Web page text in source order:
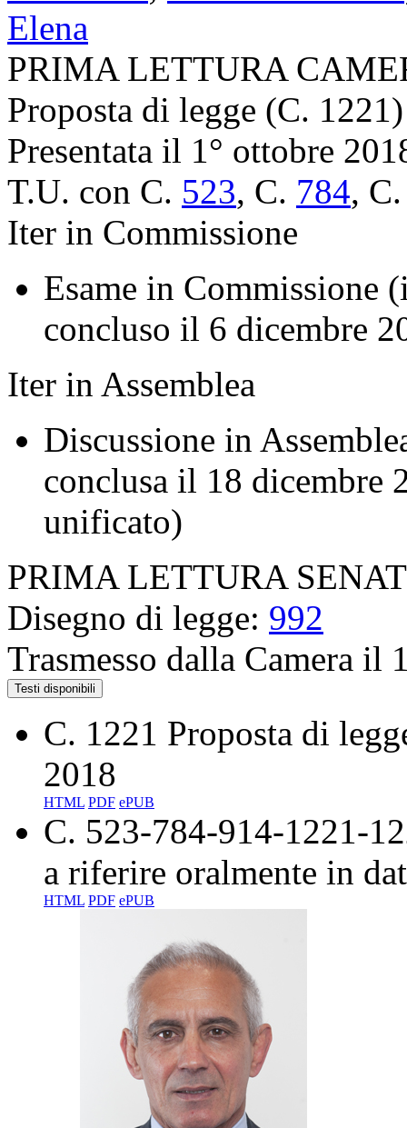
Elena
PRIMA LETTURA
Proposta di legge (C. 1221)
Presentata il 1° ottobre
T.U. con C. 523, C. 784,
Iter in Commissione
Esame in Commissione
concluso il 6 dicembre
Iter in Assemblea
Discussione in
conclusa il 18 dicembre
unificato)
PRIMA LETTURA
Disegno di legge: 992
Trasmesso dalla Camera il
Testi disponibili
C. 1221 Proposta di
2018
HTML PDF ePUB
C. 523-784-914-1221-
a riferire oralmente in
HTML PDF ePUB